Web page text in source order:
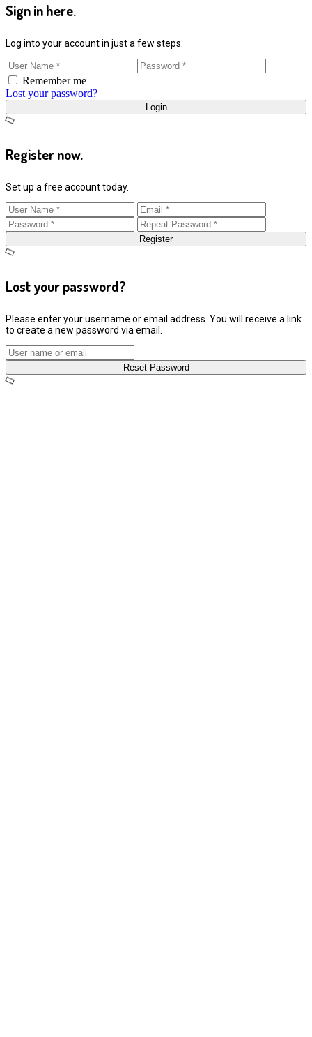
Sign in here.
Log into your account in just a few steps.
Remember me
Lost your password?
Login
Register now.
Set up a free account today.
Register
Lost your password?
Please enter your username or email address. You will receive a link
to create a new password via email.
Reset Password